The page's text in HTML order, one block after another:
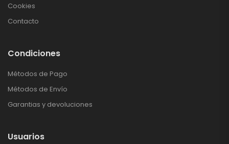
Cookies
Contacto
Condiciones
Métodos de Pago
Métodos de Envío
Garantias y devoluciones
Usuarios